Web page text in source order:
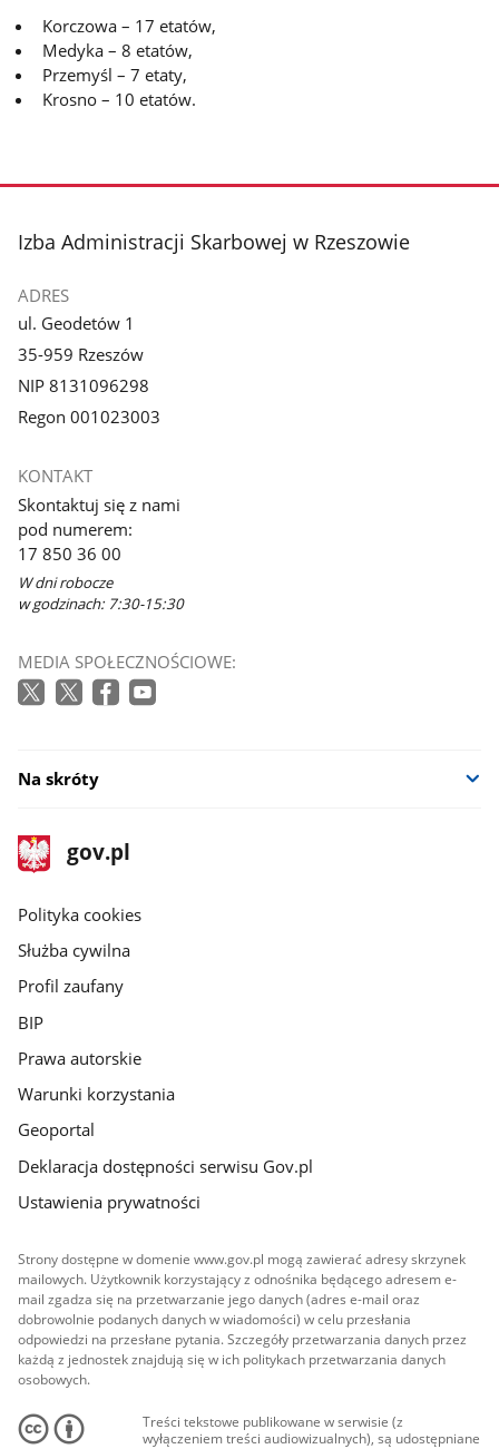
Korczowa – 17 etatów,
Medyka – 8 etatów,
Przemyśl – 7 etaty,
Krosno – 10 etatów.
stopka
Izba Administracji Skarbowej w Rzeszowie
ADRES
ul. Geodetów 1
35-959 Rzeszów
NIP 8131096298
Regon 001023003
KONTAKT
Skontaktuj się z nami
pod numerem:
17 850 36 00
W dni robocze
w godzinach: 7:30-15:30
MEDIA SPOŁECZNOŚCIOWE:
Na skróty
stopka
gov.pl
Strona
gov.pl
gov.pl
Polityka cookies
Służba cywilna
Profil zaufany
BIP
Prawa autorskie
Warunki korzystania
Geoportal
Deklaracja dostępności serwisu Gov.pl
Ustawienia prywatności
Strony dostępne w domenie www.gov.pl mogą zawierać adresy skrzynek
mailowych. Użytkownik korzystający z odnośnika będącego adresem e-
mail zgadza się na przetwarzanie jego danych (adres e-mail oraz
dobrowolnie podanych danych w wiadomości) w celu przesłania
odpowiedzi na przesłane pytania. Szczegóły przetwarzania danych przez
każdą z jednostek znajdują się w ich politykach przetwarzania danych
osobowych.
Treści tekstowe publikowane w serwisie (z
wyłączeniem treści audiowizualnych), są udostępniane